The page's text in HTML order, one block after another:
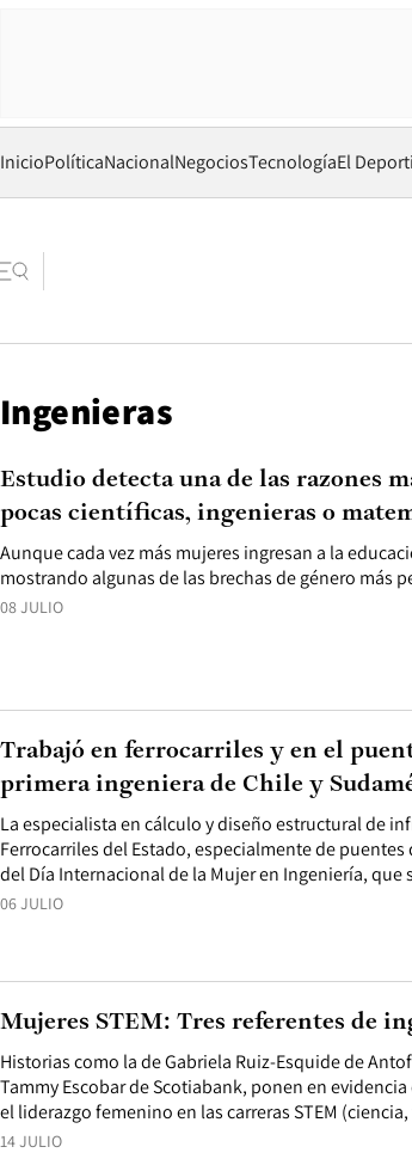
InicioPolíticaNacionalNegociosTecnologíaEl
Ingenieras
08 JULIO
Aunque cada vez más mujeres ingresan a la
mostrando algunas de las brechas de género más
Estudio detecta una de las razones
pocas científicas, ingenieras o
06 JULIO
La especialista en cálculo y diseño estructural de
Ferrocarriles del Estado, especialmente de
del Día Internacional de la Mujer en Ingeniería, que
Trabajó en ferrocarriles y en el
primera ingeniera de Chile y
14 JULIO
Historias como la de Gabriela Ruiz-Esquide de
Tammy Escobar de Scotiabank, ponen en
el liderazgo femenino en las carreras STEM
Mujeres STEM: Tres referentes de